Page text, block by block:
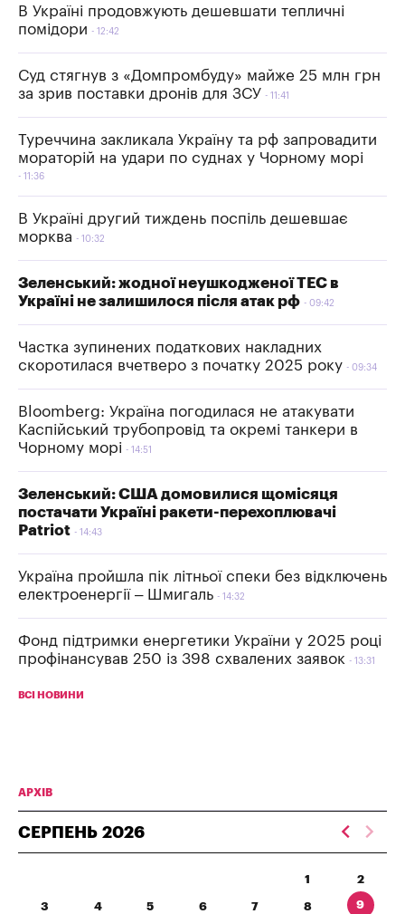
В Україні продовжують дешевшати тепличні
помідори
12:42
Суд стягнув з «Домпромбуду» майже 25 млн грн
за зрив поставки дронів для ЗСУ
11:41
Туреччина закликала Україну та рф запровадити
мораторій на удари по суднах у Чорному морі
11:36
В Україні другий тиждень поспіль дешевшає
морква
10:32
Зеленський: жодної неушкодженої ТЕС в
Україні не залишилося після атак рф
09:42
Частка зупинених податкових накладних
скоротилася вчетверо з початку 2025 року
09:34
Bloomberg: Україна погодилася не атакувати
Каспійський трубопровід та окремі танкери в
Чорному морі
14:51
Зеленський: США домовилися щомісяця
постачати Україні ракети-перехоплювачі
Patriot
14:43
Україна пройшла пік літньої спеки без відключень
електроенергії – Шмигаль
14:32
Фонд підтримки енергетики України у 2025 році
профінансував 250 із 398 схвалених заявок
13:31
ВСІ НОВИНИ
АРХІВ
СЕРПЕНЬ 2026
1 2
3 4 5 6 7 8 9